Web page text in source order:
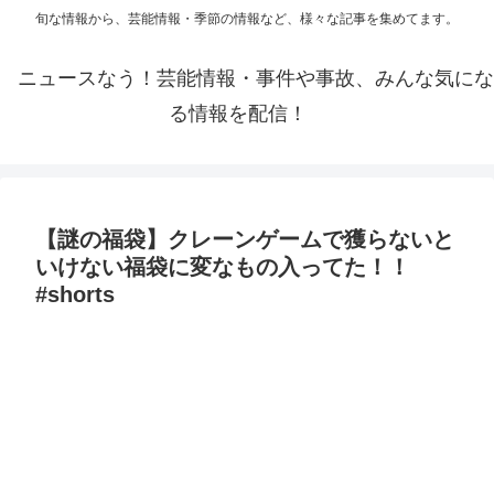
旬な情報から、芸能情報・季節の情報など、様々な記事を集めてます。
ニュースなう！芸能情報・事件や事故、みんな気にな
る情報を配信！
【謎の福袋】クレーンゲームで獲らないと
いけない福袋に変なもの入ってた！！
#shorts